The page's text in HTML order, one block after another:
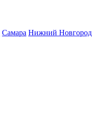
Самара Нижний Новгород